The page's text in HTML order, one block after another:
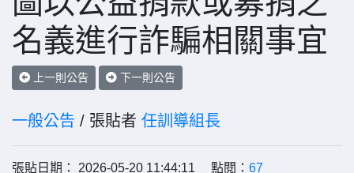
名義進行詐騙相關事宜
上一則公告 下一則公告
一般公告 / 張貼者 任訓導組長
張貼日期： 2026-05-20 11:44:11 點閱： 67